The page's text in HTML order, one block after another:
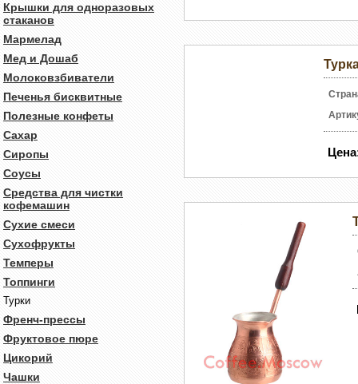
Крышки для одноразовых
стаканов
Мармелад
Мед и Дошаб
Молоковзбиватели
Печенья бисквитные
Полезные конфеты
Сахар
Сиропы
Соусы
Средства для чистки
кофемашин
Сухие смеси
Сухофрукты
Темперы
Топпинги
Турки
Френч-прессы
Фруктовое пюре
Цикорий
Чашки